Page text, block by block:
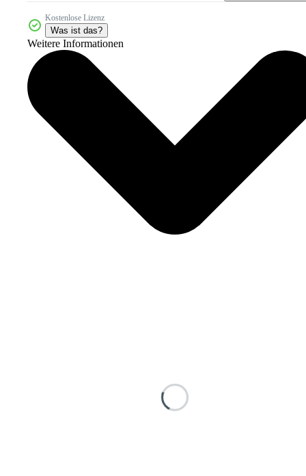
Kostenlose Lizenz
Was ist das?
Weitere Informationen